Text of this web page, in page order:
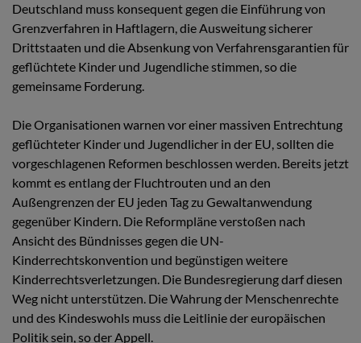
Deutschland muss konsequent gegen die Einführung von
Grenzverfahren in Haftlagern, die Ausweitung sicherer
Drittstaaten und die Absenkung von Verfahrensgarantien für
geflüchtete Kinder und Jugendliche stimmen, so die
gemeinsame Forderung.
Die Organisationen warnen vor einer massiven Entrechtung
geflüchteter Kinder und Jugendlicher in der EU, sollten die
vorgeschlagenen Reformen beschlossen werden. Bereits jetzt
kommt es entlang der Fluchtrouten und an den
Außengrenzen der EU jeden Tag zu Gewaltanwendung
gegenüber Kindern. Die Reformpläne verstoßen nach
Ansicht des Bündnisses gegen die UN-
Kinderrechtskonvention und begünstigen weitere
Kinderrechtsverletzungen. Die Bundesregierung darf diesen
Weg nicht unterstützen. Die Wahrung der Menschenrechte
und des Kindeswohls muss die Leitlinie der europäischen
Politik sein, so der Appell.